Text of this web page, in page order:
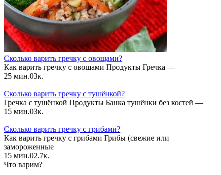
Сколько варить гречку с овощами?
Как варить гречку с овощами Продукты Гречка —
25 мин.03к.
Сколько варить гречку с тушёнкой?
Гречка с тушёнкой Продукты Банка тушёнки без костей —
15 мин.03к.
Сколько варить гречку с грибами?
Как варить гречку с грибами Грибы (свежие или
замороженные
15 мин.02.7к.
Что варим?